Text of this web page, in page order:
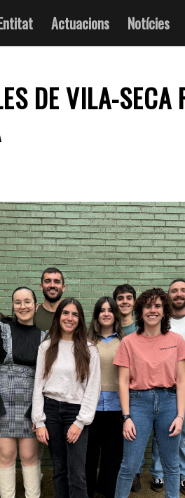
Actuacions Notícies
DE VILA-SECA